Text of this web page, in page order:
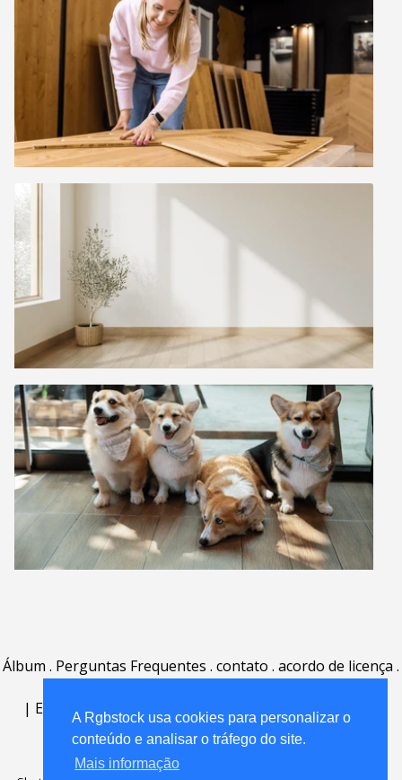
A Rgbstock usa cookies para personalizar o
conteúdo e analisar o tráfego do site.
Mais informação
Álbum . Perguntas Frequentes . contato . acordo de licença .
| English | Deutsch Español Português
Nederlands|